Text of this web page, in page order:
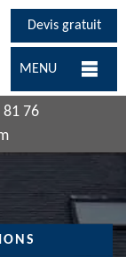
Devis gratuit
MENU
81 76